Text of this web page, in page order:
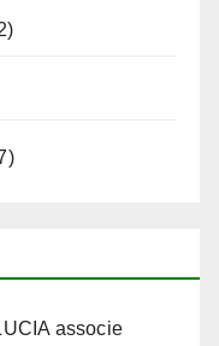
anticorruption